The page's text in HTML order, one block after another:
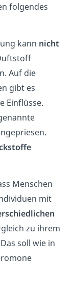
folgendes
kann nicht
Auf die
gibt es
Einflüsse.
Menschen
mit
zu ihrem
soll wie in